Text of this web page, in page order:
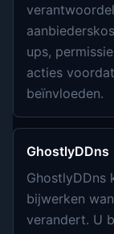
ups,
acties
beïnvloeden.
GhostlyDDns
GhostlyDDns
bijwerken
verandert. U